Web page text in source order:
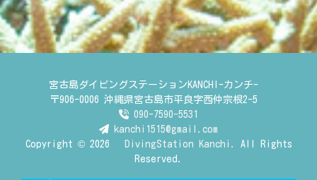
宮古島ダイビングステーションKANCHI-カンチ-
〒906-0006 沖縄県宮古島市平良字西仲宗根2-5
090-7590-5531
kanchi1515@gmail.com
Copyright © 2026
DivingStation Kanchi.
All Rights
Reserved.